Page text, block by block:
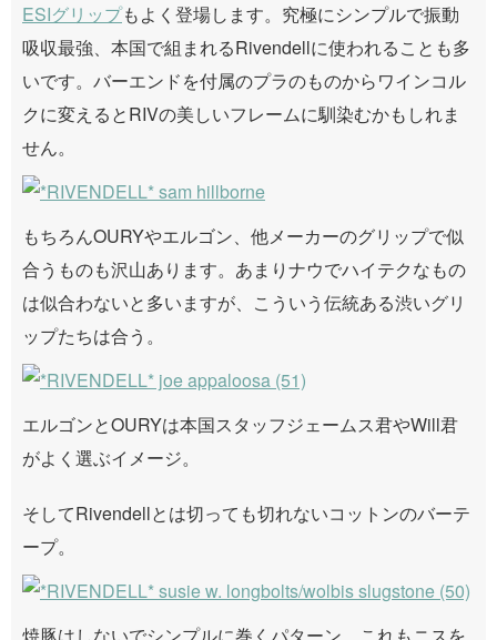
ESIグリップもよく登場します。究極にシンプルで振動
吸収最強、本国で組まれるRivendellに使われることも多
いです。バーエンドを付属のプラのものからワインコル
クに変えるとRIVの美しいフレームに馴染むかもしれま
せん。
もちろんOURYやエルゴン、他メーカーのグリップで似
合うものも沢山あります。あまりナウでハイテクなもの
は似合わないと多いますが、こういう伝統ある渋いグリ
ップたちは合う。
エルゴンとOURYは本国スタッフジェームス君やWill君
がよく選ぶイメージ。
そしてRivendellとは切っても切れないコットンのバーテ
ープ。